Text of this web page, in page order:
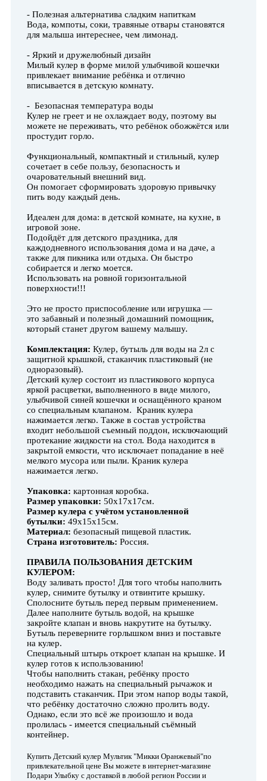
- Полезная альтернатива сладким напиткам
Вода, компоты, соки, травяные отвары становятся
для малыша интереснее, чем лимонад.
- Яркий и дружелюбный дизайн
Милый кулер в форме милой улыбчивой кошечки
привлекает внимание ребёнка и отлично
вписывается в детскую комнату.
- Безопасная температура воды
Кулер не греет и не охлаждает воду, поэтому вы
можете не переживать, что ребёнок обожжётся или
простудит горло.
Функциональный, компактный и стильный, кулер
сочетает в себе пользу, безопасность и
очаровательный внешний вид.
Он помогает сформировать здоровую привычку
пить воду каждый день.
Идеален для дома: в детской комнате, на кухне, в
игровой зоне.
Подойдёт для детского праздника, для
каждодневного использования дома и на даче, а
также для пикника или отдыха. Он быстро
собирается и легко моется.
Использовать на ровной горизонтальной
поверхности!!!
Это не просто приспособление или игрушка —
это забавный и полезный домашний помощник,
который станет другом вашему малышу.
Комплектация: Кулер, бутыль для воды на 2л с
защитной крышкой, стаканчик пластиковый (не
одноразовый).
Детский кулер состоит из пластикового корпуса
яркой расцветки, выполненного в виде милого,
улыбчивой синей кошечки и оснащённого краном
со специальным клапаном. Краник кулера
нажимается легко. Также в состав устройства
входит небольшой съемный поддон, исключающий
протекание жидкости на стол. Вода находится в
закрытой емкости, что исключает попадание в неё
мелкого мусора или пыли. Краник кулера
нажимается легко.
Упаковка: картонная коробка.
Размер упаковки: 50х17х17см.
Размер кулера с учётом установленной
бутылки: 49х15х15см.
Материал: безопасный пищевой пластик.
Страна изготовитель: Россия.
ПРАВИЛА ПОЛЬЗОВАНИЯ ДЕТСКИМ
КУЛЕРОМ:
Воду заливать просто! Для того чтобы наполнить
кулер, снимите бутылку и отвинтите крышку.
Сполосните бутыль перед первым применением.
Далее наполните бутыль водой, на крышке
закройте клапан и вновь накрутите на бутылку.
Бутыль переверните горлышком вниз и поставьте
на кулер.
Специальный штырь откроет клапан на крышке. И
кулер готов к использованию!
Чтобы наполнить стакан, ребёнку просто
необходимо нажать на специальный рычажок и
подставить стаканчик. При этом напор воды такой,
что ребёнку достаточно сложно пролить воду.
Однако, если это всё же произошло и вода
пролилась - имеется специальный съёмный
контейнер.
Купить Детский кулер Мультик "Микки Оранжевый"по
привлекательной цене Вы можете в интернет-магазине
Подари Улыбку с доставкой в любой регион России и